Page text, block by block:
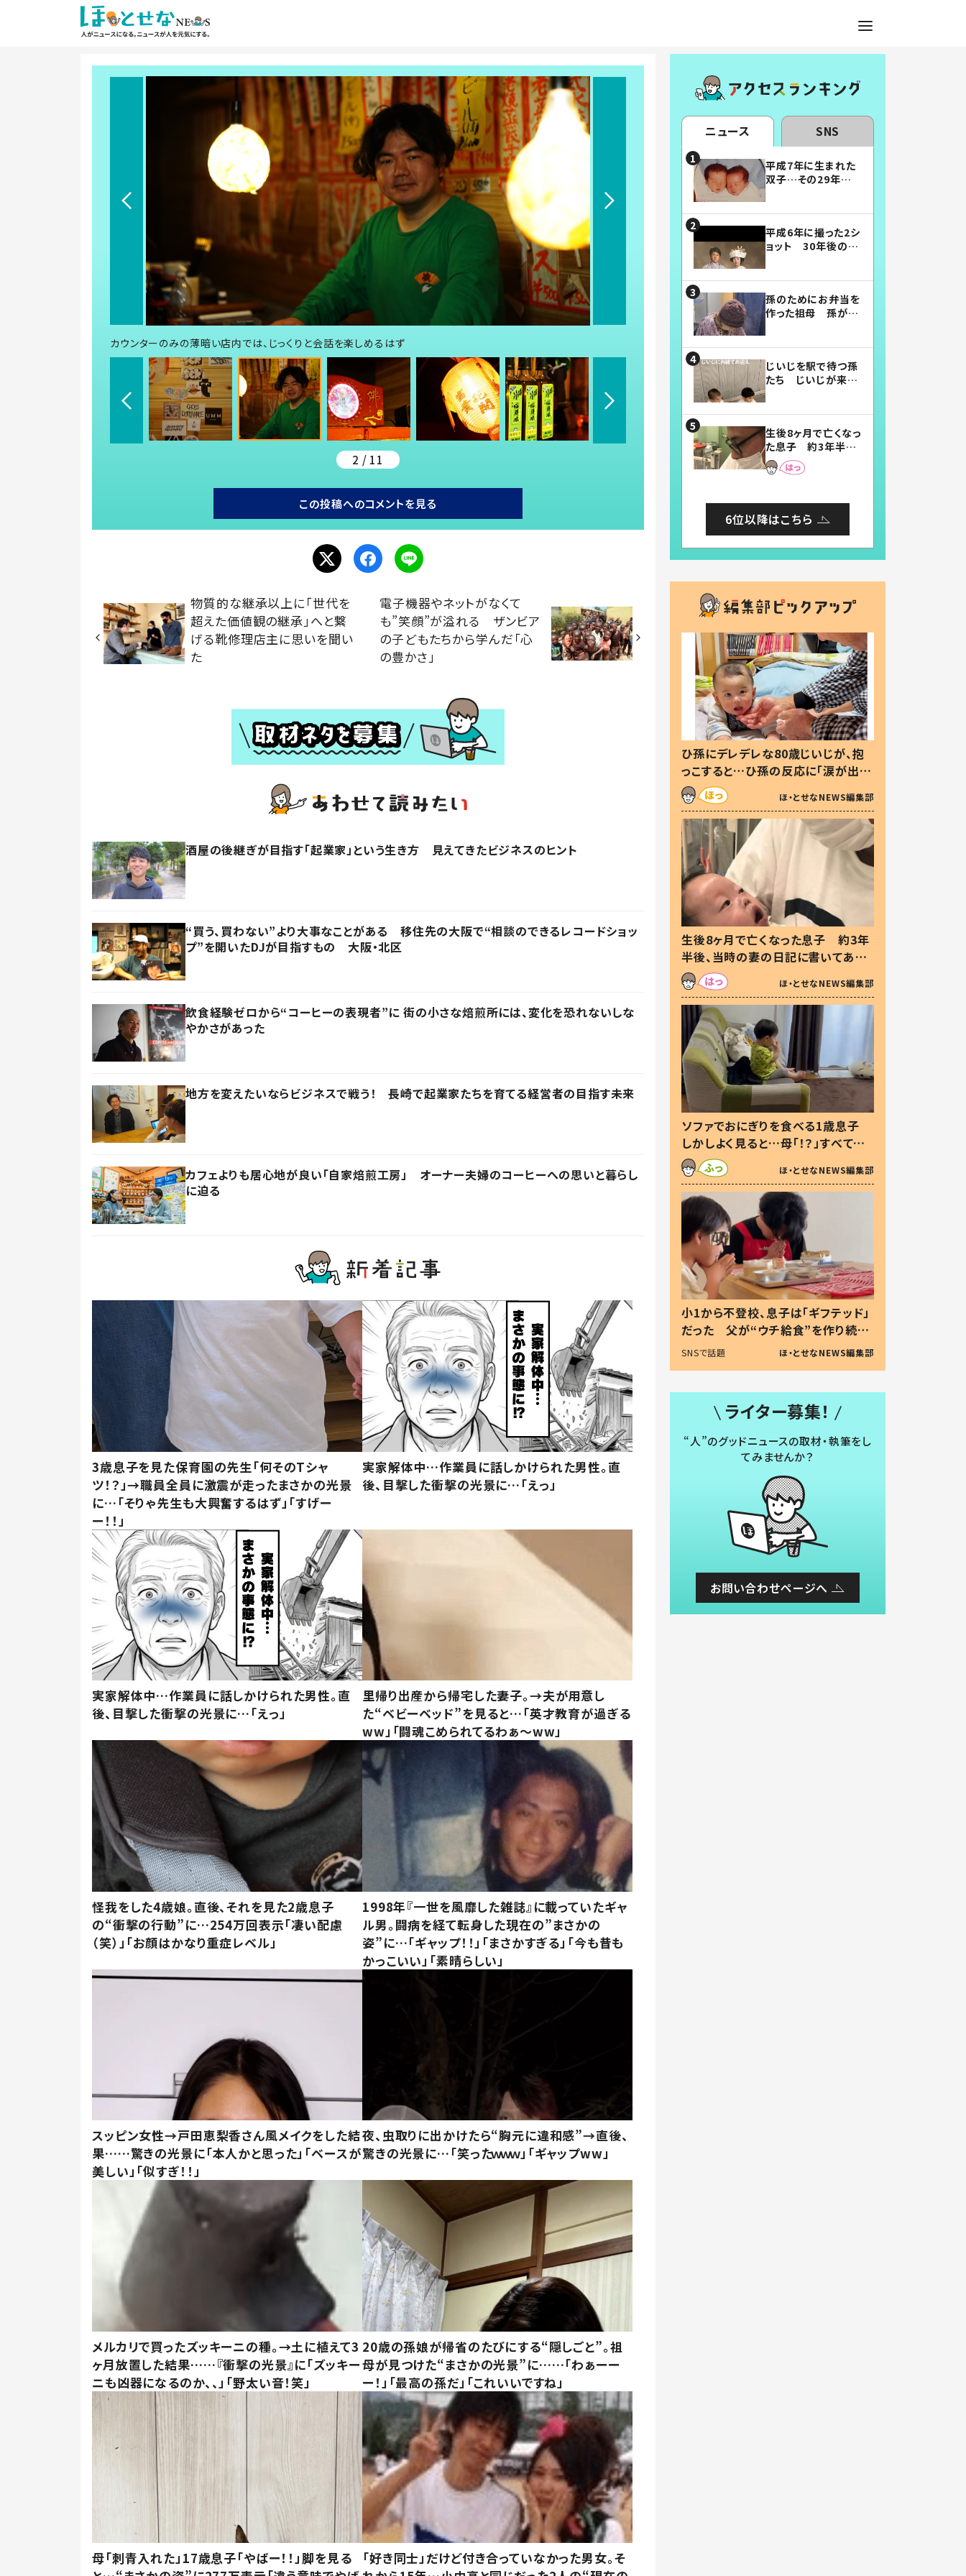
カウンターのみの薄暗い店内では、じっくりと会話を楽しめるはず
2 / 11
この投稿へのコメントを見る
物質的な継承以上に「世代を
超えた価値観の継承」へと繋
げる靴修理店主に思いを聞い
た
電子機器やネットがなくて
も”笑顔”が溢れる ザンビア
の子どもたちから学んだ「心
の豊かさ」
酒屋の後継ぎが目指す「起業家」という生き方 見えてきたビジネスのヒント
“買う、買わない”より大事なことがある 移住先の大阪で“相談のできるレコードショッ
プ”を開いたDJが目指すもの 大阪・北区
飲食経験ゼロから“コーヒーの表現者”に 街の小さな焙煎所には、変化を恐れないしな
やかさがあった
地方を変えたいならビジネスで戦う！ 長崎で起業家たちを育てる経営者の目指す未来
カフェよりも居心地が良い「自家焙煎工房」 オーナー夫婦のコーヒーへの思いと暮らし
に迫る
3歳息子を見た保育園の先生「何そのTシャ
ツ！？」→職員全員に激震が走ったまさかの光景
に…「そりゃ先生も大興奮するはず」「すげー
ー！！」
実家解体中…作業員に話しかけられた男性。直
後、目撃した衝撃の光景に…「えっ」
実家解体中…作業員に話しかけられた男性。直
後、目撃した衝撃の光景に…「えっ」
里帰り出産から帰宅した妻子。→夫が用意し
た“ベビーベッド”を見ると…「英才教育が過ぎる
ww」「闘魂こめられてるわぁ～ww」
怪我をした4歳娘。直後、それを見た2歳息子
の“衝撃の行動”に…254万回表示「凄い配慮
（笑）」「お顔はかなり重症レベル」
1998年『一世を風靡した雑誌』に載っていたギャ
ル男。闘病を経て転身した現在の”まさかの
姿”に…「ギャップ！！」「まさかすぎる」「今も昔も
かっこいい」「素晴らしい」
スッピン女性→戸田恵梨香さん風メイクをした結
果……驚きの光景に「本人かと思った」「ベースが
美しい」「似すぎ！！」
夜、虫取りに出かけたら“胸元に違和感”→直後、
驚きの光景に…「笑ったｗｗｗ」「ギャップww」
メルカリで買ったズッキーニの種。→土に植えて3
ヶ月放置した結果……『衝撃の光景』に「ズッキー
ニも凶器になるのか、、」「野太い音！笑」
20歳の孫娘が帰省のたびにする“隠しごと”。祖
母が見つけた“まさかの光景”に……「わぁーー
ー！」「最高の孫だ」「これいいですね」
母「刺青入れた」17歳息子「やばー！！」脚を見る
「好き同士」だけど付き合っていなかった男女。そ
ニュース SNS
平成7年に生まれた
双子…その29年後
平成6年に撮った2シ
ョット 30年後の姿
孫のためにお弁当を
作った祖母 孫が絶
じいじを駅で待つ孫
たち じいじが来た
まらない」「幸せにな
れる」
生後8ヶ月で亡くなっ
た息子 約3年半
後、当時の妻の日記
に書いてあった本音
6位以降はこちら
ひ孫にデレデレな80歳じいじが、抱
っこすると…ひ孫の反応に「涙が出ま
した」「可愛くて仕方ない」
ほ・とせなNEWS編集部
生後8ヶ月で亡くなった息子 約3年
半後、当時の妻の日記に書いてあっ
た本音とは
ほ・とせなNEWS編集部
ソファでおにぎりを食べる1歳息子
しかしよく見ると…母「！？」すべてを
察した母の投稿に「可愛いから許
す！」「現行犯〜」
ほ・とせなNEWS編集部
小1から不登校、息子は「ギフテッド」
だった 父が“ウチ給食”を作り続け
る理由とは #令和の親 #令和の子
SNSで話題 ほ・とせなNEWS編集部
ライター募集！
“人”のグッドニュースの取材・執筆をし
てみませんか？
お問い合わせページへ